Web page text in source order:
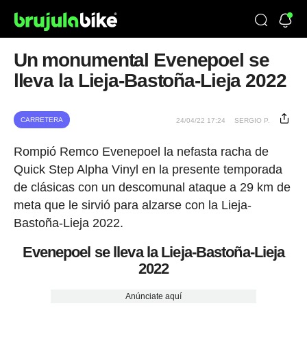
Un monumental Evenepoel se
lleva la Lieja-Bastoña-Lieja 2022
CARRETERA 24/04/22 17:24 SERGIO P.
Rompió Remco Evenepoel la nefasta racha de
Quick Step Alpha Vinyl en la presente temporada
de clásicas con un descomunal ataque a 29 km de
meta que le sirvió para alzarse con la Lieja-
Bastoña-Lieja 2022.
Evenepoel se lleva la Lieja-Bastoña-Lieja
2022
Anúnciate aquí